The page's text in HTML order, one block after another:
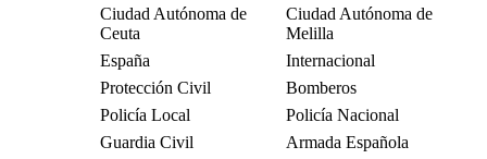
Ciudad Autónoma de
Ceuta
Ciudad Autónoma de
Melilla
España
Internacional
Protección Civil
Bomberos
Policía Local
Policía Nacional
Guardia Civil
Armada Española